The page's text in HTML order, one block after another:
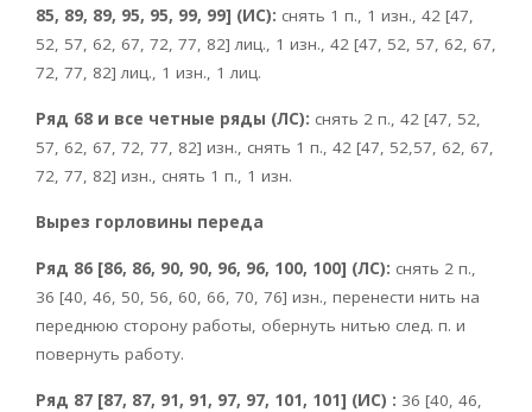
85, 89, 89, 95, 95, 99, 99] (ИС): снять 1 п., 1 изн., 42 [47,
52, 57, 62, 67, 72, 77, 82] лиц., 1 изн., 42 [47, 52, 57, 62, 67,
72, 77, 82] лиц., 1 изн., 1 лиц.
Ряд 68 и все четные ряды (ЛС): снять 2 п., 42 [47, 52,
57, 62, 67, 72, 77, 82] изн., снять 1 п., 42 [47, 52,57, 62, 67,
72, 77, 82] изн., снять 1 п., 1 изн.
Вырез горловины переда
Ряд 86 [86, 86, 90, 90, 96, 96, 100, 100] (ЛС): снять 2 п.,
36 [40, 46, 50, 56, 60, 66, 70, 76] изн., перенести нить на
переднюю сторону работы, обернуть нитью след. п. и
повернуть работу.
Ряд 87 [87, 87, 91, 91, 97, 97, 101, 101] (ИС) : 36 [40, 46,